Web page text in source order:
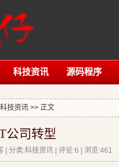
科技资讯 源码程序
科技资讯 >> 正文
公司转型
| 分类:科技资讯 | 评论:6 | 浏览:461